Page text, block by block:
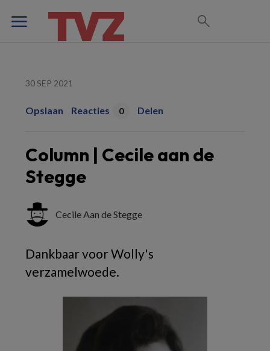
30 SEP 2021
Opslaan Reacties 0 Delen
Column | Cecile aan de
Stegge
Cecile Aan de Stegge
Dankbaar voor Wolly's
verzamelwoede.